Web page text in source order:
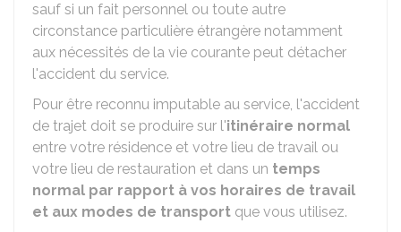
sauf si un fait personnel ou toute autre
circonstance particulière étrangère notamment
aux nécessités de la vie courante peut détacher
l'accident du service.
Pour être reconnu imputable au service, l'accident
de trajet doit se produire sur l'itinéraire normal
entre votre résidence et votre lieu de travail ou
votre lieu de restauration et dans un temps
normal par rapport à vos horaires de travail
et aux modes de transport que vous utilisez.